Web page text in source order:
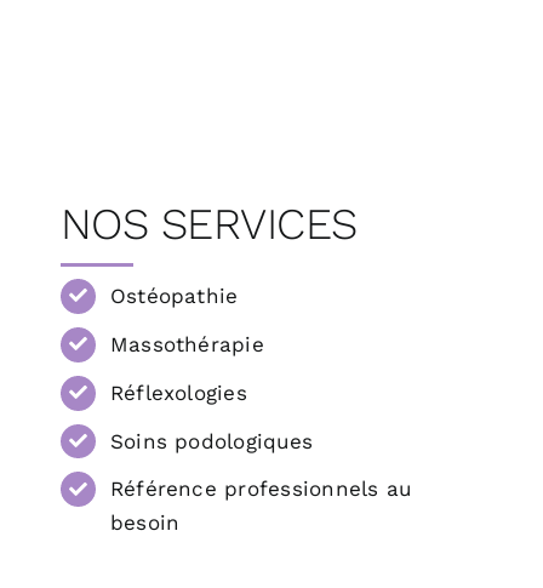
NOS SERVICES
Ostéopathie
Massothérapie
Réflexologies
Soins podologiques
Référence professionnels au
besoin